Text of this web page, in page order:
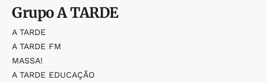
GrupoA TARDE
A TARDE
A TARDE FM
MASSA!
A TARDE EDUCAÇÃO